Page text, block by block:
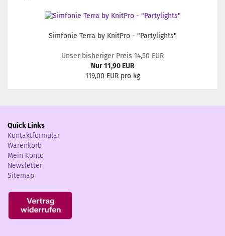
Simfonie Terra by KnitPro - "Partylights"
Unser bisheriger Preis 14,50 EUR
Nur 11,90 EUR
119,00 EUR pro kg
Quick Links
Kontaktformular
Warenkorb
Mein Konto
Newsletter
Sitemap